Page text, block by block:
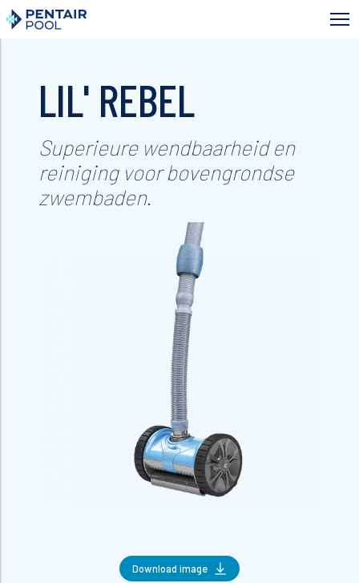
Skip
to
main
LIL' REBEL
Superieure wendbaarheid en
reiniging voor bovengrondse
zwembaden.
Download image